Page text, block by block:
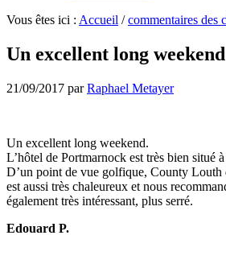
Vous êtes ici : Accueil / commentaires des
Un excellent long weekend
21/09/2017 parRaphael Metayer
Un excellent long weekend.
L’hôtel de Portmarnock est très bien situé
D’un point de vue golfique, County Louth
est aussi très chaleureux et nous
également très intéressant, plus serré.
Edouard P.